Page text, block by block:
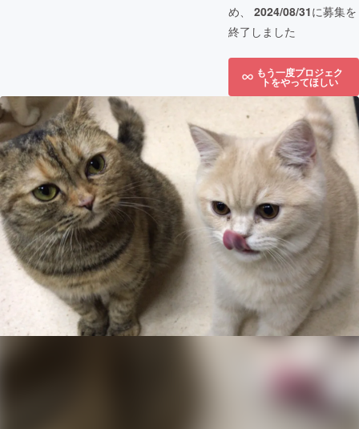
め、 2024/08/31に募集を
終了しました
もう一度プロジェク
トをやってほしい